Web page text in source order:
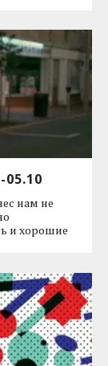
нам не
и хорошие